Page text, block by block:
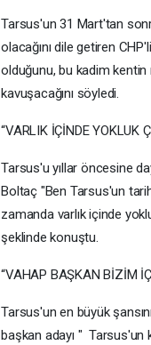
Tarsus'un 31 Mart'tan
olacağını dile getiren
olduğunu, bu kadim kentin
kavuşacağını söyledi.
“VARLIK İÇİNDE YOKLUK
Tarsus'u yıllar öncesine
Boltaç "Ben Tarsus'un
zamanda varlık içinde
şeklinde konuştu.
“VAHAP BAŞKAN BİZİM
Tarsus'un en büyük
başkan adayı " Tarsus'un